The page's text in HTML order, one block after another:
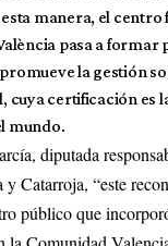
esta manera, el
pasa a formar
la gestión
cuya certificación es
mundo.
diputada
y Catarroja, “este
público que